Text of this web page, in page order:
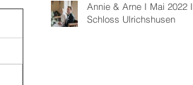
Annie & Arne I Mai 2022 I
Schloss Ulrichshusen